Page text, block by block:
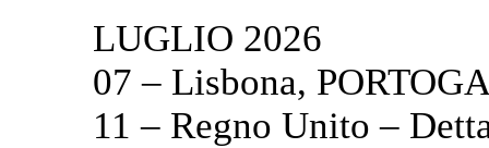
LUGLIO 2026
07 – Lisbona,
11 – Regno Unito –